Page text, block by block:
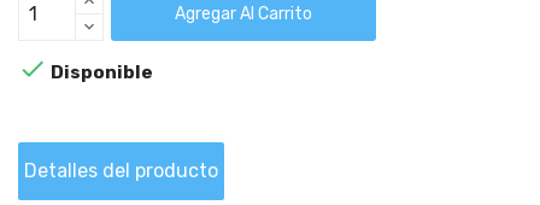
Agregar Al Carrito
 Disponible
Detalles del producto